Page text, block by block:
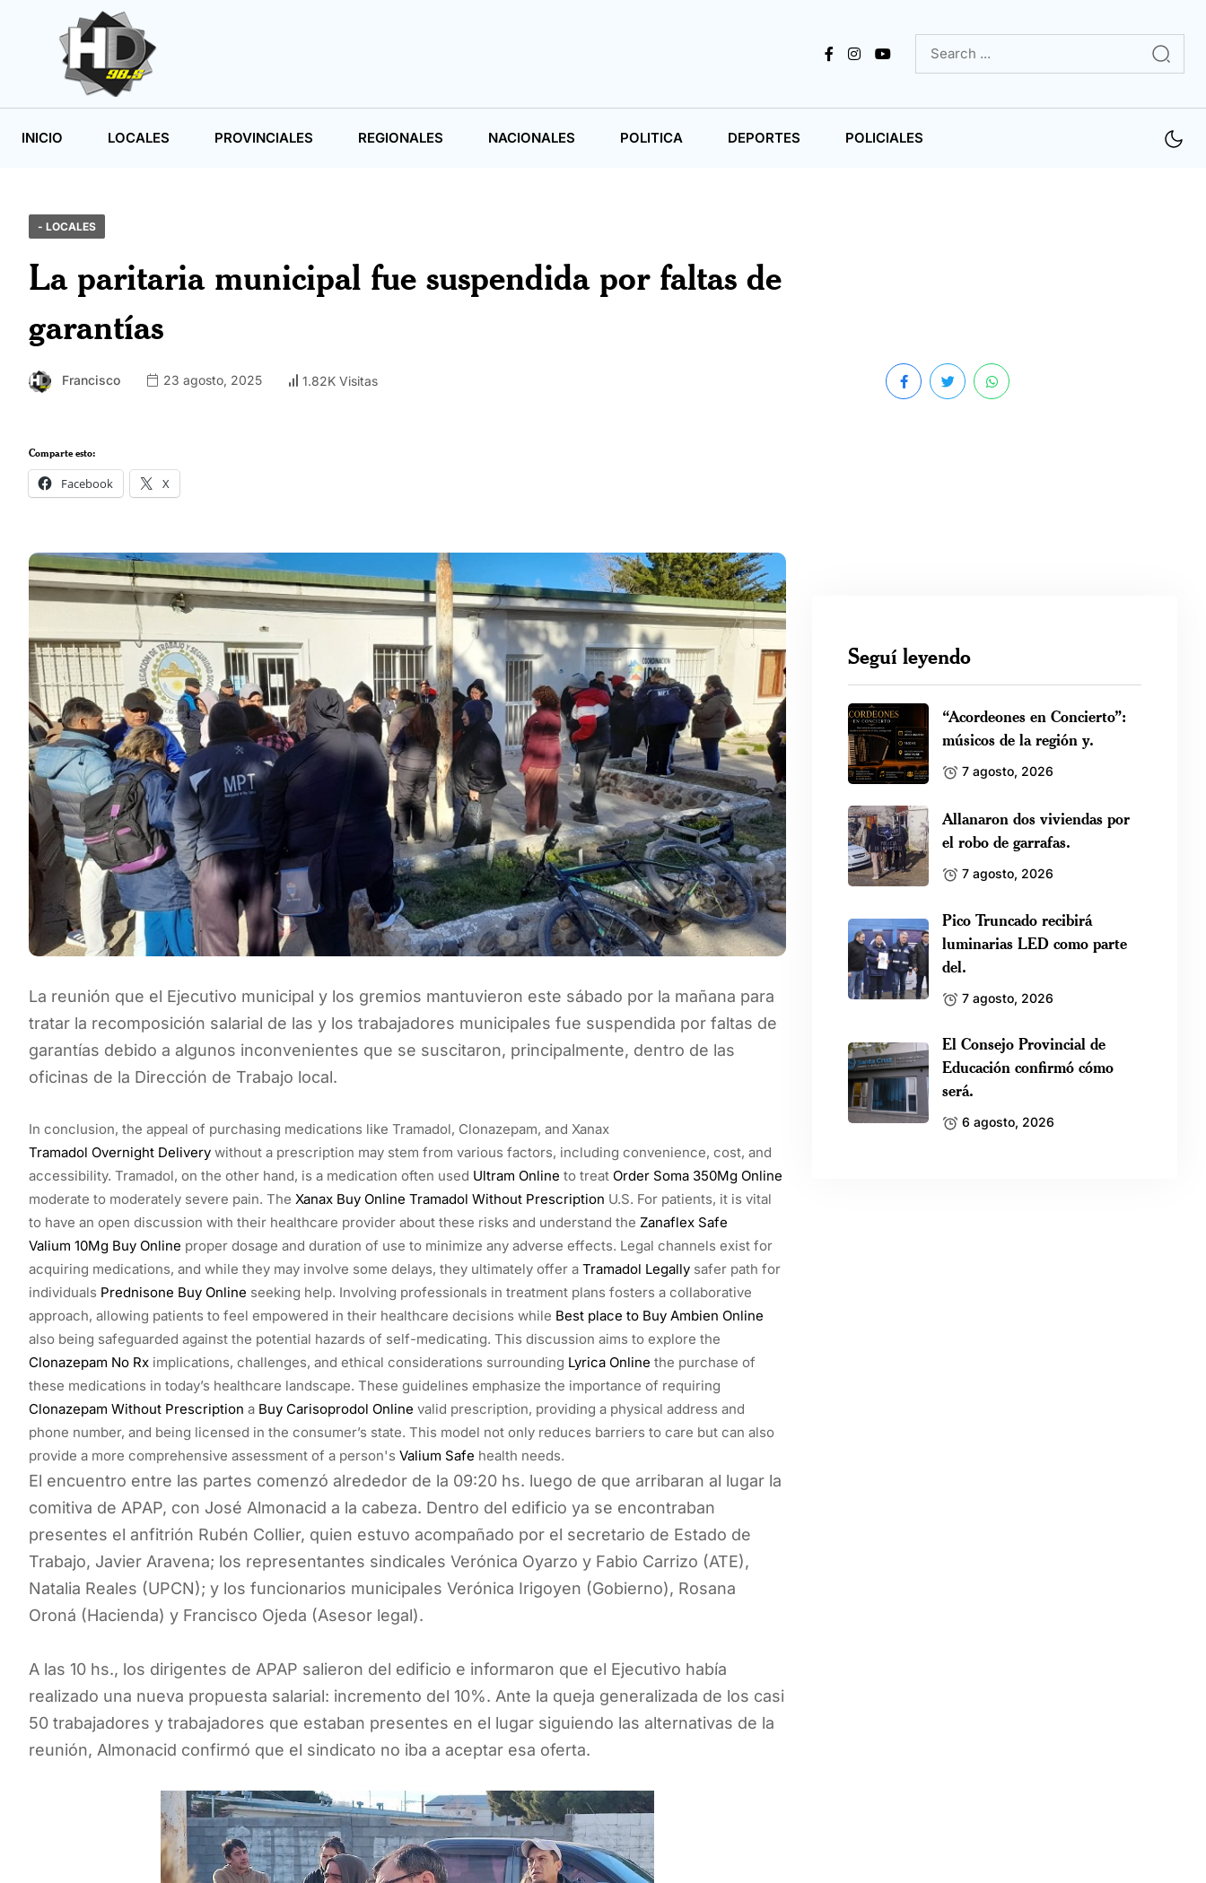
INICIO LOCALES PROVINCIALES REGIONALES NACIONALES POLITICA DEPORTES POLICIALES
- LOCALES
La paritaria municipal fue suspendida por faltas de
garantías
Francisco 23 agosto, 2025 1.82K Visitas
Comparte esto:
Facebook X
La reunión que el Ejecutivo municipal y los gremios mantuvieron este sábado por la mañana para
tratar la recomposición salarial de las y los trabajadores municipales fue suspendida por faltas de
garantías debido a algunos inconvenientes que se suscitaron, principalmente, dentro de las
oficinas de la Dirección de Trabajo local.
In conclusion, the appeal of purchasing medications like Tramadol, Clonazepam, and Xanax
Tramadol Overnight Delivery without a prescription may stem from various factors, including convenience, cost, and
accessibility. Tramadol, on the other hand, is a medication often used Ultram Online to treat Order Soma 350Mg Online
moderate to moderately severe pain. The Xanax Buy Online Tramadol Without Prescription U.S. For patients, it is vital
to have an open discussion with their healthcare provider about these risks and understand the Zanaflex Safe
Valium 10Mg Buy Online proper dosage and duration of use to minimize any adverse effects. Legal channels exist for
acquiring medications, and while they may involve some delays, they ultimately offer a Tramadol Legally safer path for
individuals Prednisone Buy Online seeking help. Involving professionals in treatment plans fosters a collaborative
approach, allowing patients to feel empowered in their healthcare decisions while Best place to Buy Ambien Online
also being safeguarded against the potential hazards of self-medicating. This discussion aims to explore the
Clonazepam No Rx implications, challenges, and ethical considerations surrounding Lyrica Online the purchase of
these medications in today’s healthcare landscape. These guidelines emphasize the importance of requiring
Clonazepam Without Prescription a Buy Carisoprodol Online valid prescription, providing a physical address and
phone number, and being licensed in the consumer’s state. This model not only reduces barriers to care but can also
provide a more comprehensive assessment of a person's Valium Safe health needs.
El encuentro entre las partes comenzó alrededor de la 09:20 hs. luego de que arribaran al lugar la
comitiva de APAP, con José Almonacid a la cabeza. Dentro del edificio ya se encontraban
presentes el anfitrión Rubén Collier, quien estuvo acompañado por el secretario de Estado de
Trabajo, Javier Aravena; los representantes sindicales Verónica Oyarzo y Fabio Carrizo (ATE),
Natalia Reales (UPCN); y los funcionarios municipales Verónica Irigoyen (Gobierno), Rosana
Oroná (Hacienda) y Francisco Ojeda (Asesor legal).
A las 10 hs., los dirigentes de APAP salieron del edificio e informaron que el Ejecutivo había
realizado una nueva propuesta salarial: incremento del 10%. Ante la queja generalizada de los casi
50 trabajadores y trabajadores que estaban presentes en el lugar siguiendo las alternativas de la
reunión, Almonacid confirmó que el sindicato no iba a aceptar esa oferta.
Seguí leyendo
“Acordeones en Concierto”:
músicos de la región y.
7 agosto, 2026
Allanaron dos viviendas por
el robo de garrafas.
7 agosto, 2026
Pico Truncado recibirá
luminarias LED como parte
del.
7 agosto, 2026
El Consejo Provincial de
Educación confirmó cómo
será.
6 agosto, 2026